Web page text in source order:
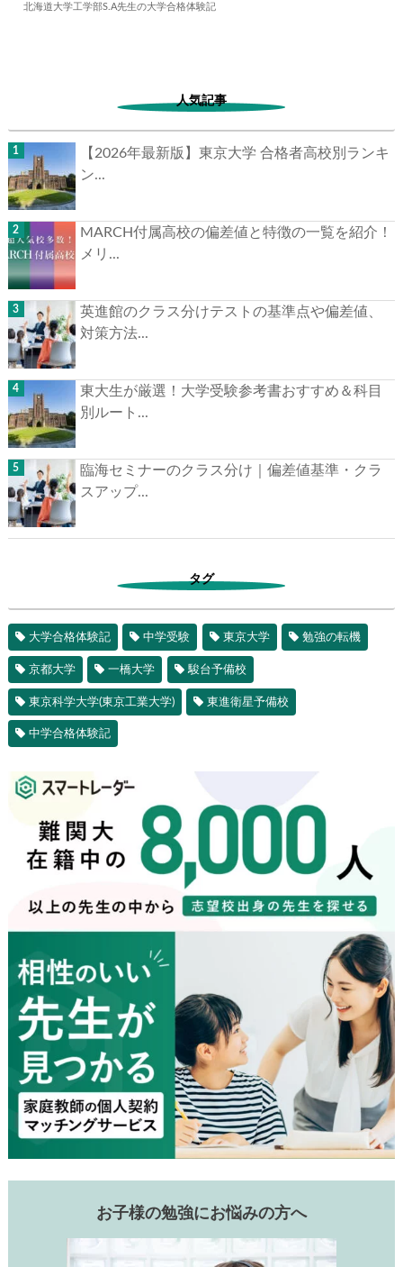
北海道大学工学部S.A先生の大学合格体験記
人気記事
【2026年最新版】東京大学 合格者高校別ランキ
ン...
MARCH付属高校の偏差値と特徴の一覧を紹介！
メリ...
英進館のクラス分けテストの基準点や偏差値、
対策方法...
東大生が厳選！大学受験参考書おすすめ＆科目
別ルート...
臨海セミナーのクラス分け｜偏差値基準・クラ
スアップ...
タグ
大学合格体験記 中学受験 東京大学 勉強の転機
京都大学 一橋大学 駿台予備校
東京科学大学(東京工業大学) 東進衛星予備校
中学合格体験記
お子様の勉強にお悩みの方へ